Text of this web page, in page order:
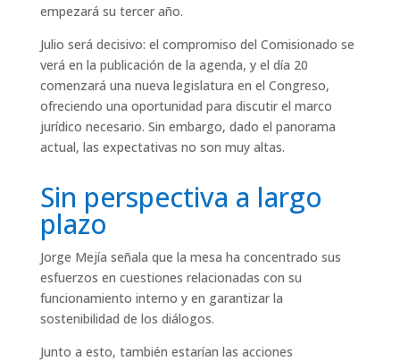
empezará su tercer año.
Julio será decisivo: el compromiso del Comisionado se
verá en la publicación de la agenda, y el día 20
comenzará una nueva legislatura en el Congreso,
ofreciendo una oportunidad para discutir el marco
jurídico necesario. Sin embargo, dado el panorama
actual, las expectativas no son muy altas.
Sin perspectiva a largo
plazo
Jorge Mejía señala que la mesa ha concentrado sus
esfuerzos en cuestiones relacionadas con su
funcionamiento interno y en garantizar la
sostenibilidad de los diálogos.
Junto a esto, también estarían las acciones